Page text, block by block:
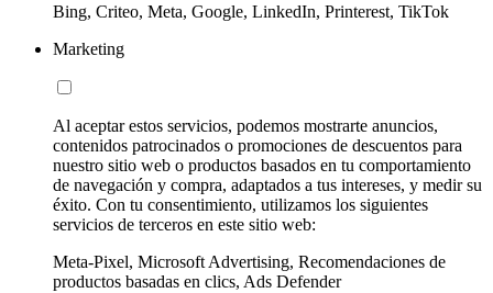
Bing, Criteo, Meta, Google, LinkedIn, Printerest, TikTok
Marketing
Al aceptar estos servicios, podemos mostrarte anuncios,
contenidos patrocinados o promociones de descuentos para
nuestro sitio web o productos basados en tu comportamiento
de navegación y compra, adaptados a tus intereses, y medir su
éxito. Con tu consentimiento, utilizamos los siguientes
servicios de terceros en este sitio web:
Meta-Pixel, Microsoft Advertising, Recomendaciones de
productos basadas en clics, Ads Defender